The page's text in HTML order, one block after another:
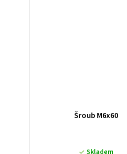
Šroub M6x60
Skladem